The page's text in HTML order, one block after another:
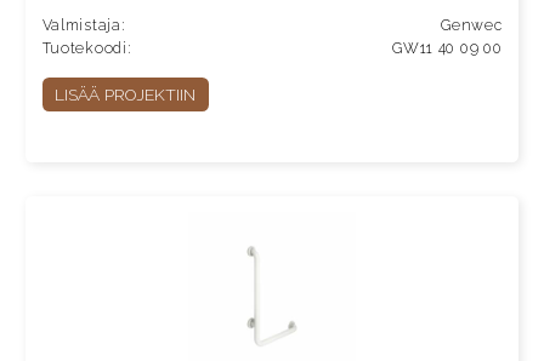
Valmistaja:
Genwec
Tuotekoodi:
GW11 40 09 00
LISÄÄ PROJEKTIIN